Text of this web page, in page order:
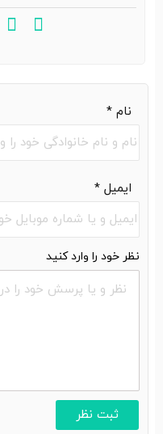
نام *
ایمیل *